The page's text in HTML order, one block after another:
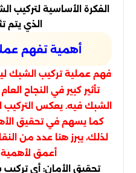
الفكرة الأساسية لتركيب
الذي يتم
أهمية تفهم
فهم عملية تركيب الشبك
تأثير كبير في النجاح
الشبك فيه. يعكس التركيب
كما يسهم في تحقيق
لذلك، يبرز هنا عدد من
أعمق لأهمية
تحقيق الأمان: أي